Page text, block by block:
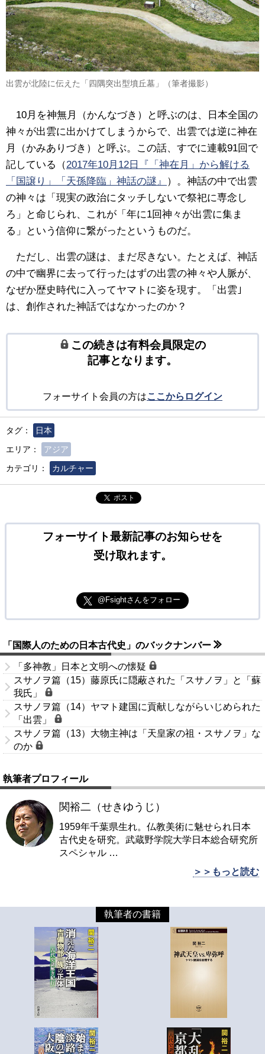
出雲が北陸に伝えた「四隅突出型墳丘墓」（筆者撮影）
10月を神無月（かんなづき）と呼ぶのは、日本全国の
神々が出雲に出かけてしまうからで、出雲では逆に神在
月（かみありづき）と呼ぶ。この話、すでに連載91回で
記している（2017年10月12日『「神在月」から解ける
「国譲り」「天孫降臨」神話の謎』
）。神話の中で出雲
の神々は「現実の政治にタッチしないで祭祀に専念し
ろ」と命じられ、これが「年に1回神々が出雲に集ま
る」という信仰に繋がったというものだ。
ただし、出雲の謎は、まだ尽きない。たとえば、神話
の中で幽界に去って行ったはずの出雲の神々や人脈が、
なぜか歴史時代に入ってヤマトに姿を現す。「出雲｣
は、創作された神話ではなかったのか？
この続きは有料会員限定の
記事となります。
フォーサイト会員の方はここからログイン
タグ：
日本
エリア：
アジア
カテゴリ：
カルチャー
ポスト
フォーサイト最新記事のお知らせを
受け取れます。
@Fsightさんをフォロー
「国際人のための日本古代史」のバックナンバー
「多神教」日本と文明への懐疑
スサノヲ篇（15）藤原氏に隠蔽された「スサノヲ」と「蘇
我氏」
スサノヲ篇（14）ヤマト建国に貢献しながらいじめられた
「出雲」
スサノヲ篇（13）大物主神は「天皇家の祖・スサノヲ」な
のか
執筆者プロフィール
関裕二（せきゆうじ）
1959年千葉県生れ。仏教美術に魅せられ日本
古代史を研究。武蔵野学院大学日本総合研究所
スペシャル …
＞＞もっと読む
執筆者の書籍